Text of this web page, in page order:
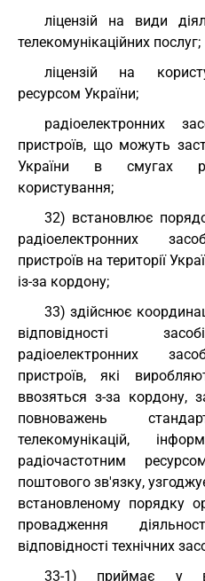
ліцензій на види
телекомунікаційних послуг;
ліцензій на
ресурсом України;
радіоелектронних
пристроїв, що можуть
України в смугах
користування;
32) встановлює
радіоелектронних
пристроїв на території
із-за кордону;
33) здійснює
відповідності
радіоелектронних
пристроїв, які
ввозяться з-за кордону,
повноважень
телекомунікацій,
радіочастотним
поштового зв'язку,
встановленому порядку
провадження
відповідності технічних
33-1) приймає у